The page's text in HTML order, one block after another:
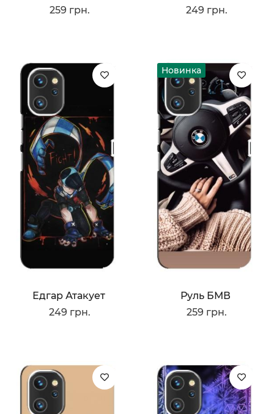
259 грн.
249 грн.
Едгар Атакует
249 грн.
Новинка
Руль БМВ
259 грн.